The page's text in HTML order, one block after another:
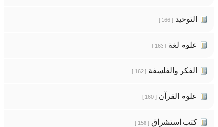
التوحيد[ 166 ]
علوم لغة[ 163 ]
الفكر والفلسفة[ 162 ]
علوم القرآن[ 160 ]
كتب استشراق[ 158 ]